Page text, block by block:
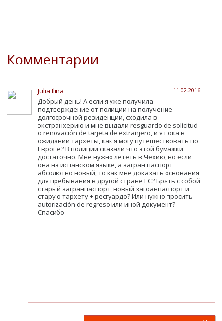
Комментарии
Julia Ilina 11.02.2016
Добрый день! А если я уже получила
подтверждение от полиции на получение
долгосрочной резиденции, сходила в
экстранхерию и мне выдали resguardo de solicitud
o renovación de tarjeta de extranjero, и я пока в
ожидании тархеты, как я могу путешествовать по
Европе? В полиции сказали что этой бумажки
достаточно. Мне нужно лететь в Чехию, но если
она на испанском языке, а загран паспорт
абсолютно новый, то как мне доказать основания
для пребывания в другой стране ЕС? Брать с собой
старый загранпаспорт, новый загоанпаспорт и
старую тархету + ресгуардо? Или нужно просить
autorización de regreso или иной документ?
Спасибо